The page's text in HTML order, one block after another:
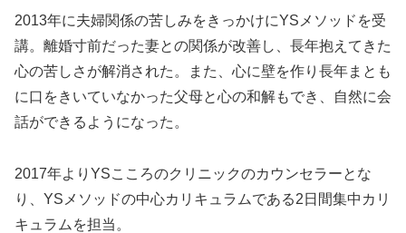
2013年に夫婦関係の苦しみをきっかけにYSメソッドを受
講。離婚寸前だった妻との関係が改善し、長年抱えてきた
心の苦しさが解消された。また、心に壁を作り長年まとも
に口をきいていなかった父母と心の和解もでき、自然に会
話ができるようになった。
2017年よりYSこころのクリニックのカウンセラーとな
り、YSメソッドの中心カリキュラムである2日間集中カリ
キュラムを担当。